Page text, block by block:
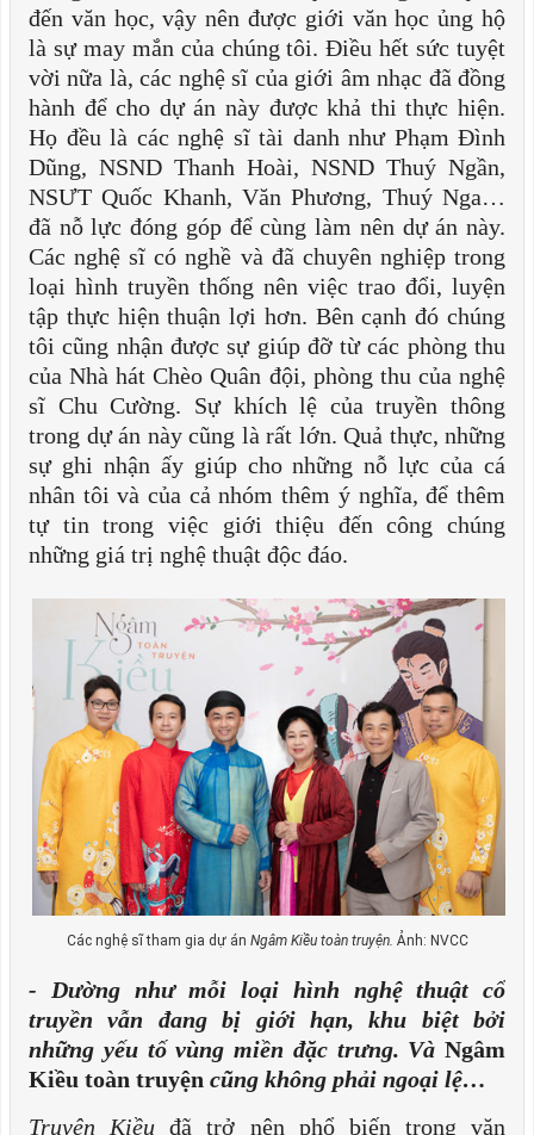
đến văn học, vậy nên được giới văn học ủng hộ
là sự may mắn của chúng tôi. Điều hết sức tuyệt
vời nữa là, các nghệ sĩ của giới âm nhạc đã đồng
hành để cho dự án này được khả thi thực hiện.
Họ đều là các nghệ sĩ tài danh như Phạm Đình
Dũng, NSND Thanh Hoài, NSND Thuý Ngần,
NSƯT Quốc Khanh, Văn Phương, Thuý Nga…
đã nỗ lực đóng góp để cùng làm nên dự án này.
Các nghệ sĩ có nghề và đã chuyên nghiệp trong
loại hình truyền thống nên việc trao đổi, luyện
tập thực hiện thuận lợi hơn. Bên cạnh đó chúng
tôi cũng nhận được sự giúp đỡ từ các phòng thu
của Nhà hát Chèo Quân đội, phòng thu của nghệ
sĩ Chu Cường. Sự khích lệ của truyền thông
trong dự án này cũng là rất lớn. Quả thực, những
sự ghi nhận ấy giúp cho những nỗ lực của cá
nhân tôi và của cả nhóm thêm ý nghĩa, để thêm
tự tin trong việc giới thiệu đến công chúng
những giá trị nghệ thuật độc đáo.
Các nghệ sĩ tham gia dự án Ngâm Kiều toàn truyện. Ảnh: NVCC
- Dường như mỗi loại hình nghệ thuật cổ
truyền vẫn đang bị giới hạn, khu biệt bởi
những yếu tố vùng miền đặc trưng. Và Ngâm
Kiều toàn truyện cũng không phải ngoại lệ…
Truyện Kiều đã trở nên phổ biến trong văn